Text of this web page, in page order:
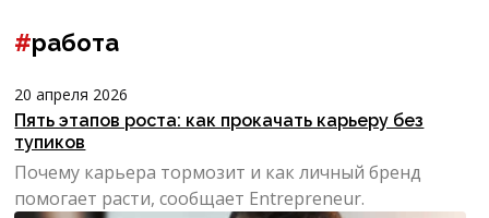
#работа
20 апреля 2026
Пять этапов роста: как прокачать карьеру без
тупиков
Почему карьера тормозит и как личный бренд
помогает расти, сообщает Entrepreneur.